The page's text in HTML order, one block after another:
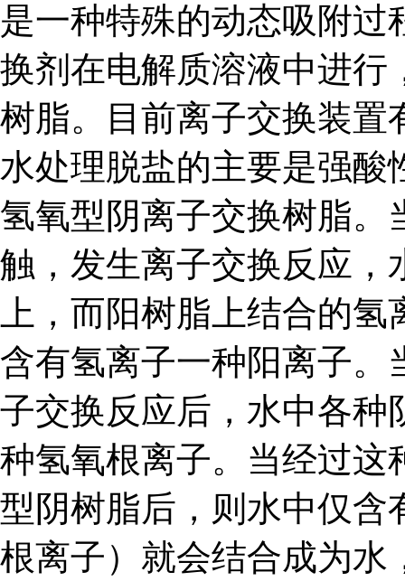
是一种特殊的动态吸附
换剂在电解质溶液中进行
树脂。目前离子交换装置
水处理脱盐的主要是强酸
氢氧型阴离子交换树脂。
触，发生离子交换反应，
上，而阳树脂上结合的
含有氢离子一种阳离子。
子交换反应后，水中各种
种氢氧根离子。当经过这
型阴树脂后，则水中仅含
根离子）就会结合成为水